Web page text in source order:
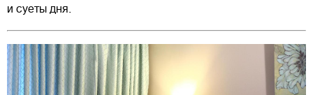
и суеты дня.